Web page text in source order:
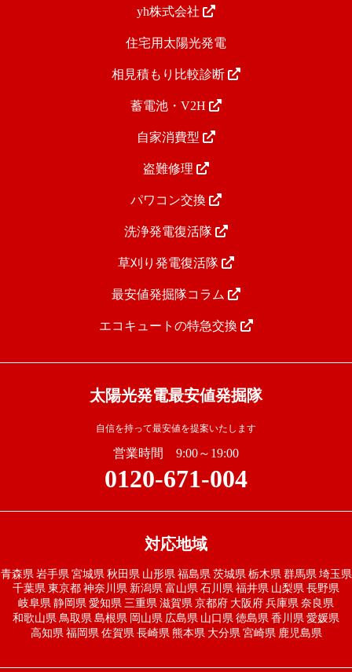
yh株式会社
住宅用太陽光発電
相見積もり比較診断
蓄電池・V2H
自家消費型
盗難修理
パワコン交換
洗浄発電復活隊
草刈り発電復活隊
最安値発掘隊コラム
エコキュートの特急交換
太陽光発電最安値発掘隊
自信を持って最安値を提案いたします
営業時間 9:00～19:00
0120-671-004
対応地域
青森県 岩手県 宮城県 秋田県 山形県 福島県 茨城県 栃木県 群馬県 埼玉県
千葉県 東京都 神奈川県 新潟県 富山県 石川県 福井県 山梨県 長野県
岐阜県 静岡県 愛知県 三重県 滋賀県 京都府 大阪府 兵庫県 奈良県
和歌山県 鳥取県 島根県 岡山県 広島県 山口県 徳島県 香川県 愛媛県
高知県 福岡県 佐賀県 長崎県 熊本県 大分県 宮崎県 鹿児島県